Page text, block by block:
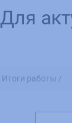
Для
Итоги работы /